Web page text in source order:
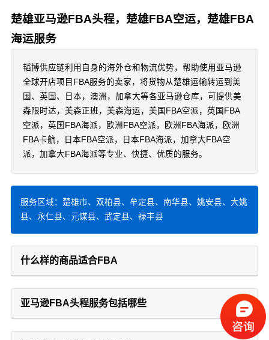
楚雄亚马逊FBA头程，楚雄FBA空运，楚雄FBA
海运服务
韬博供应链利用自身的海外仓和物流优势，帮助使用亚马逊
全球开店项目FBA服务的卖家，将货物从楚雄运输转运到美
国、英国、日本，澳洲，加拿大等各亚马逊仓库，可提供美
森限时达，美森正班，美森海运，美国FBA空派，英国FBA
空派，英国FBA海派，欧洲FBA空派，欧洲FBA海派，欧洲
FBA卡航，日本FBA空派，日本FBA海派，加拿大FBA空
派，加拿大FBA海派等专业、快捷、优质的服务。
服务区域：楚雄市、双柏县、牟定县、南华县、姚安县、大姚
县、永仁县、元谋县、武定县、禄丰县
什么样的商品适合FBA
亚马逊FBA头程服务包括哪些